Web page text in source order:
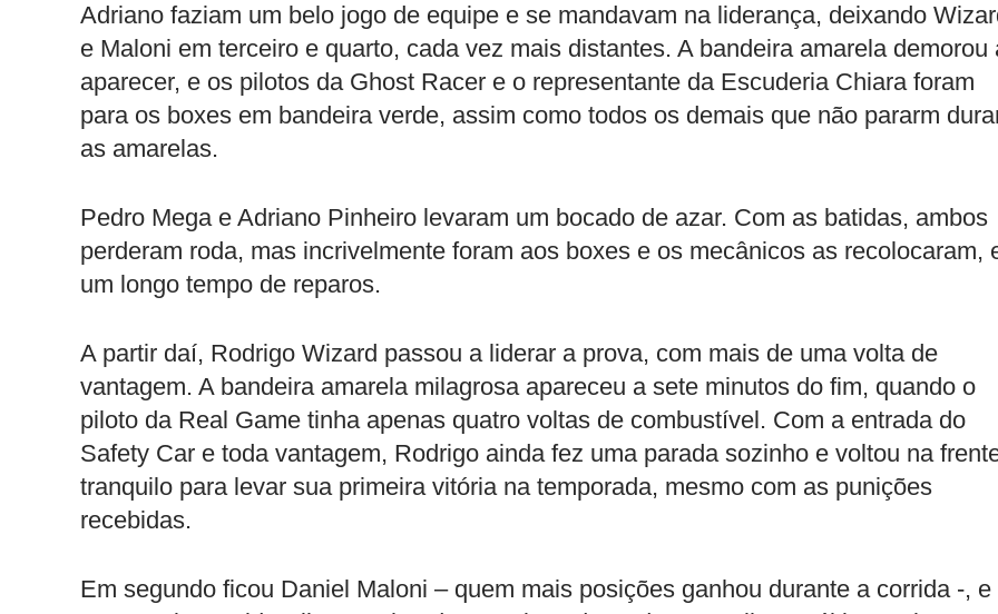
Adriano faziam um belo jogo de equipe e se mandavam na liderança, deixando
e Maloni em terceiro e quarto, cada vez mais distantes. A bandeira amarela demorou
aparecer, e os pilotos da Ghost Racer e o representante da Escuderia Chiara foram
para os boxes em bandeira verde, assim como todos os demais que não pararm
as amarelas.
Pedro Mega e Adriano Pinheiro levaram um bocado de azar. Com as batidas, ambos
perderam roda, mas incrivelmente foram aos boxes e os mecânicos as recolocaram,
um longo tempo de reparos.
A partir daí, Rodrigo Wizard passou a liderar a prova, com mais de uma volta de
vantagem. A bandeira amarela milagrosa apareceu a sete minutos do fim, quando o
piloto da Real Game tinha apenas quatro voltas de combustível. Com a entrada do
Safety Car e toda vantagem, Rodrigo ainda fez uma parada sozinho e voltou na
tranquilo para levar sua primeira vitória na temporada, mesmo com as punições
recebidas.
Em segundo ficou Daniel Maloni – quem mais posições ganhou durante a corrida -, e